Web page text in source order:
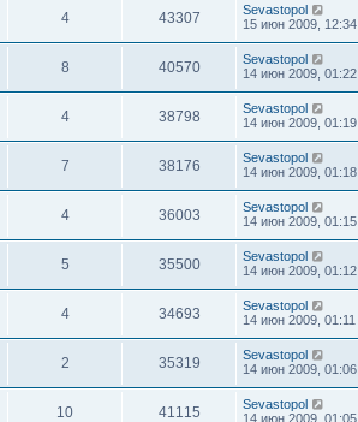
4 43307
Sevastopol
15 июн 2009, 12:34
8 40570
Sevastopol
14 июн 2009, 01:22
4 38798
Sevastopol
14 июн 2009, 01:19
7 38176
Sevastopol
14 июн 2009, 01:18
4 36003
Sevastopol
14 июн 2009, 01:15
5 35500
Sevastopol
14 июн 2009, 01:12
4 34693
Sevastopol
14 июн 2009, 01:11
2 35319
Sevastopol
14 июн 2009, 01:06
10 41115
Sevastopol
14 июн 2009, 01:05